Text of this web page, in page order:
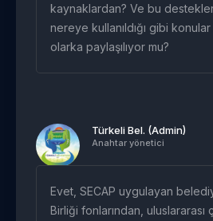
kaynaklardan? Ve bu
nereye kullanıldığı gibi konular
olarka paylaşılıyor mu?
Türkeli Bel. (Admin)
Anahtar yönetici
Evet, SECAP uygulayan
Birliği fonlarından, uluslararası